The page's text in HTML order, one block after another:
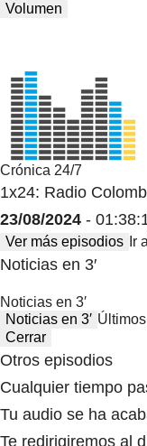
Volumen
Crónica 24/7
1x24: Radio
23/08/2024 -
Ver más episodios Ir
Noticias en 3′
Noticias en 3′
Noticias en 3′
Cerrar
Otros episodios
Cualquier tiempo
Tu audio se ha
Te redirigiremos al